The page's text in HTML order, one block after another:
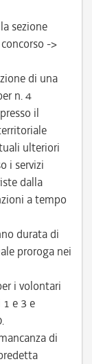
sezione
->
di una
n. 4
il
ulteriori
i servizi
dalla
a tempo
durata di
proroga nei
i volontari
1 e 3 e
di